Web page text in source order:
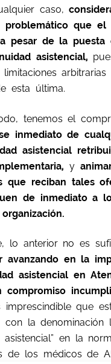
caso,
problemático que el
pesar de la puesta
asistencial,
arbitrarias
esta última.
tenemos el
inmediato de
asistencial
y
que reciban tales
de inmediato a
lo anterior no es
avanzando en la
asistencial en
compromiso
imprescindible que
con la denominación
asistencial” en la
de los médicos de